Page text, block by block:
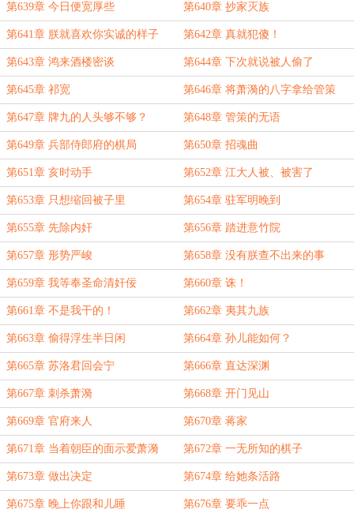
第639章 今日便宽厚些 第640章 抄家灭族
第641章 朕就喜欢你实诚的样子 第642章 真就犯傻！
第643章 鸿来酒楼密谈 第644章 下次就说被人偷了
第645章 祁宽 第646章 将萧漪的八字拿给管策
第647章 牌九的人头够不够？ 第648章 管策的无语
第649章 兵部侍郎府的棋局 第650章 招魂曲
第651章 亥时动手 第652章 江大人被、被害了
第653章 只想缩回被子里 第654章 驻军明晚到
第655章 先除内奸 第656章 踏进意竹院
第657章 形势严峻 第658章 没有朕查不出来的事
第659章 我等奉圣命清奸佞 第660章 诛！
第661章 不是我干的！ 第662章 夷其九族
第663章 偷得浮生半日闲 第664章 孙儿能如何？
第665章 苏洛君回会宁 第666章 直达深渊
第667章 刺杀萧漪 第668章 开门见山
第669章 官府来人 第670章 蒋家
第671章 当着朝臣的面示爱萧漪 第672章 一无所知的棋子
第673章 做出决定 第674章 给她条活路
第675章 晚上你跟和儿睡 第676章 要乖一点